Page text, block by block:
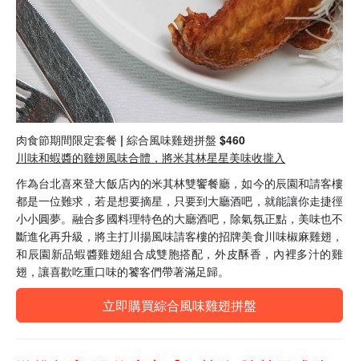
肉食節期間限定套餐 | 綜合風味雞翅拼盤 $460
川味和蝦醬的雞翅風味合體，將米其林星星美味收攏入
作為台北喜來登大飯店內的米其林雙饗餐廳，如今的辰園和請客樓
都是一位難求，若是想要摘星，只要到大廳酒吧，就能讓你走捷徑
小小圓夢。融合多國料理特色的大廳酒吧，除氣氛正點，美味也不
斷進化再升級，將主打川揚風味請客樓的招牌美食川味椒麻雞翅，
和辰園新品蝦醬雞翅組合成雙胞搭配，外皮酥香，內裡多汁的雞
翅，讓喜歡吃重口味的饕客們帶著滿足歸。
立即購買綜合風味雞翅拼盤